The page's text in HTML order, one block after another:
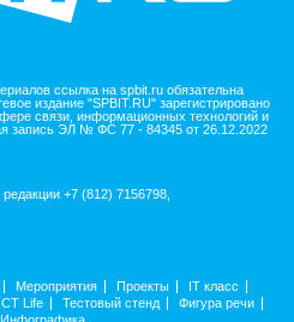
ссылка на spbit.ru обязательна
издание "SPBIT.RU" зарегистрировано
связи, информационных технологий и
запись ЭЛ № ФС 77 - 84345 от 26.12.2022
+7 (812) 7156798,
Мероприятия Проекты
IT класс
ICT Life Тестовый стенд
Фигура речи
Инфографика